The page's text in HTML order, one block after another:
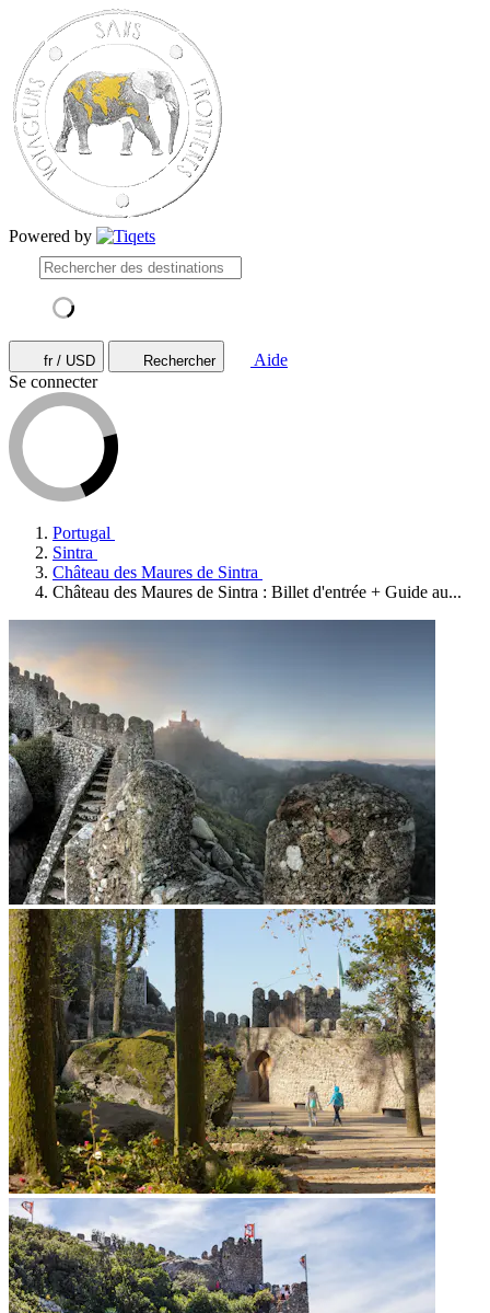
Powered by
fr / USD Rechercher
Aide
Se connecter
Portugal
Sintra
Château des Maures de Sintra
Château des Maures de Sintra : Billet d'entrée + Guide au...